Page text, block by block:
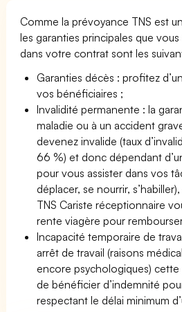
Comme la prévoyance TNS est
les garanties principales que
dans votre contrat sont les
Garanties décès : profitez
vos bénéficiaires ;
Invalidité permanente : la
maladie ou à un accident
devenez invalide (taux
66 %) et donc dépendant
pour vous assister dans vos
déplacer, se nourrir,
TNS Cariste réceptionnaire
rente viagère pour
Incapacité temporaire de
arrêt de travail (raisons
encore psychologiques)
de bénéficier d’indemnité
respectant le délai minimum